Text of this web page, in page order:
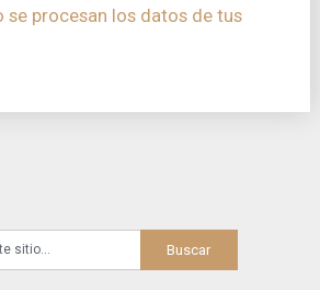
se procesan los datos de tus